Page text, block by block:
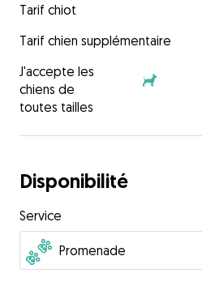
Tarif chiot
Tarif chien supplémentaire
J'accepte les
chiens de
toutes tailles
Disponibilité
Service